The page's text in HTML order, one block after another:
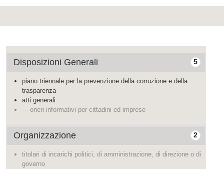
5
Disposizioni Generali
piano triennale per la prevenzione della corruzione e della
trasparenza
atti generali
--- oneri informativi per cittadini ed imprese
2
Organizzazione
titolari di incarichi politici, di amministrazione, di direzione o di
governo